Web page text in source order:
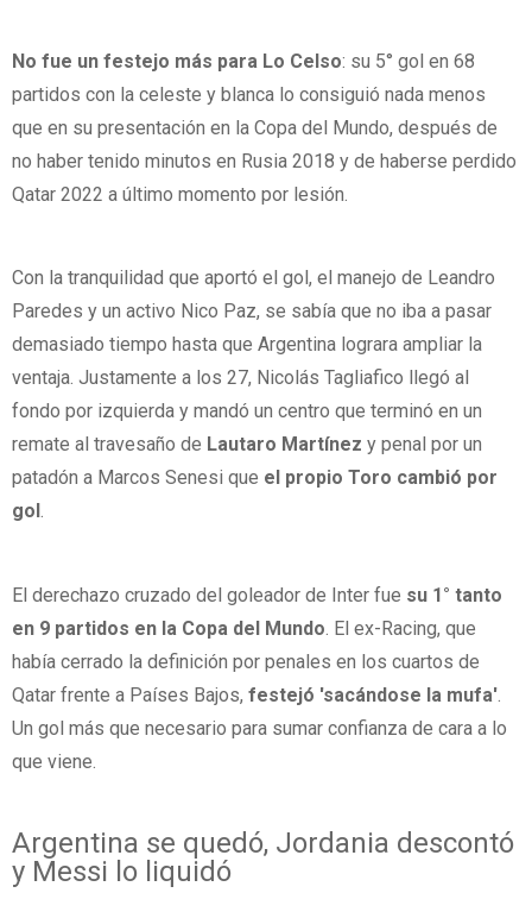
No fue un festejo más para Lo Celso: su 5° gol en 68
partidos con la celeste y blanca lo consiguió nada menos
que en su presentación en la Copa del Mundo, después de
no haber tenido minutos en Rusia 2018 y de haberse perdido
Qatar 2022 a último momento por lesión.
Con la tranquilidad que aportó el gol, el manejo de Leandro
Paredes y un activo Nico Paz, se sabía que no iba a pasar
demasiado tiempo hasta que Argentina lograra ampliar la
ventaja. Justamente a los 27, Nicolás Tagliafico llegó al
fondo por izquierda y mandó un centro que terminó en un
remate al travesaño de Lautaro Martínez y penal por un
patadón a Marcos Senesi que el propio Toro cambió por
gol .
El derechazo cruzado del goleador de Inter fue su 1° tanto
en 9 partidos en la Copa del Mundo. El ex-Racing, que
había cerrado la definición por penales en los cuartos de
Qatar frente a Países Bajos, festejó 'sacándose la mufa'.
Un gol más que necesario para sumar confianza de cara a lo
que viene.
Argentina se quedó, Jordania descontó
y Messi lo liquidó